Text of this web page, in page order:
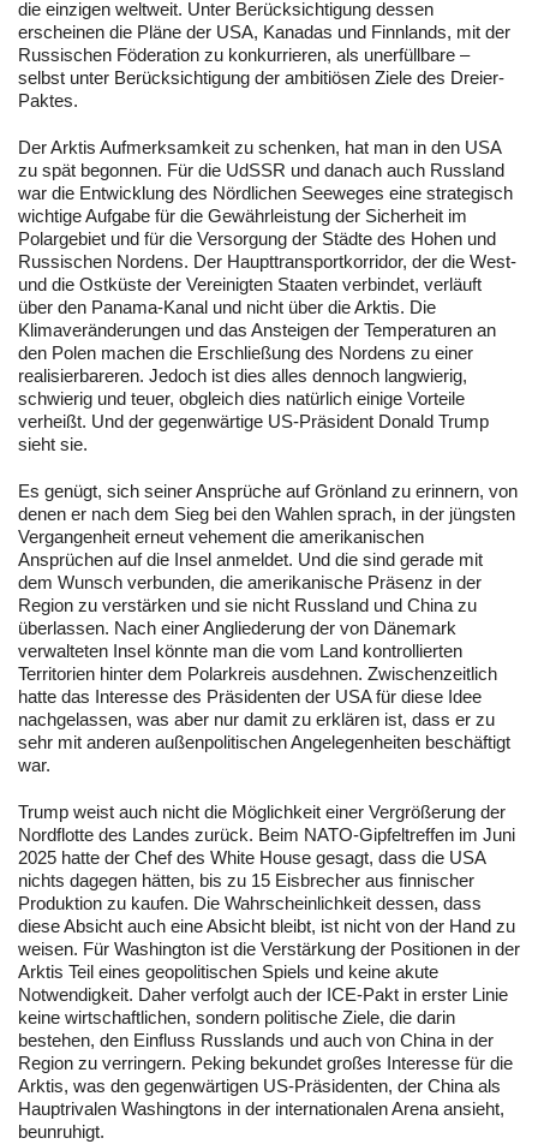
die einzigen weltweit. Unter Berücksichtigung dessen
erscheinen die Pläne der USA, Kanadas und Finnlands, mit der
Russischen Föderation zu konkurrieren, als unerfüllbare –
selbst unter Berücksichtigung der ambitiösen Ziele des Dreier-
Paktes.
Der Arktis Aufmerksamkeit zu schenken, hat man in den USA
zu spät begonnen. Für die UdSSR und danach auch Russland
war die Entwicklung des Nördlichen Seeweges eine strategisch
wichtige Aufgabe für die Gewährleistung der Sicherheit im
Polargebiet und für die Versorgung der Städte des Hohen und
Russischen Nordens. Der Haupttransportkorridor, der die West-
und die Ostküste der Vereinigten Staaten verbindet, verläuft
über den Panama-Kanal und nicht über die Arktis. Die
Klimaveränderungen und das Ansteigen der Temperaturen an
den Polen machen die Erschließung des Nordens zu einer
realisierbareren. Jedoch ist dies alles dennoch langwierig,
schwierig und teuer, obgleich dies natürlich einige Vorteile
verheißt. Und der gegenwärtige US-Präsident Donald Trump
sieht sie.
Es genügt, sich seiner Ansprüche auf Grönland zu erinnern, von
denen er nach dem Sieg bei den Wahlen sprach, in der jüngsten
Vergangenheit erneut vehement die amerikanischen
Ansprüchen auf die Insel anmeldet. Und die sind gerade mit
dem Wunsch verbunden, die amerikanische Präsenz in der
Region zu verstärken und sie nicht Russland und China zu
überlassen. Nach einer Angliederung der von Dänemark
verwalteten Insel könnte man die vom Land kontrollierten
Territorien hinter dem Polarkreis ausdehnen. Zwischenzeitlich
hatte das Interesse des Präsidenten der USA für diese Idee
nachgelassen, was aber nur damit zu erklären ist, dass er zu
sehr mit anderen außenpolitischen Angelegenheiten beschäftigt
war.
Trump weist auch nicht die Möglichkeit einer Vergrößerung der
Nordflotte des Landes zurück. Beim NATO-Gipfeltreffen im Juni
2025 hatte der Chef des White House gesagt, dass die USA
nichts dagegen hätten, bis zu 15 Eisbrecher aus finnischer
Produktion zu kaufen. Die Wahrscheinlichkeit dessen, dass
diese Absicht auch eine Absicht bleibt, ist nicht von der Hand zu
weisen. Für Washington ist die Verstärkung der Positionen in der
Arktis Teil eines geopolitischen Spiels und keine akute
Notwendigkeit. Daher verfolgt auch der ICE-Pakt in erster Linie
keine wirtschaftlichen, sondern politische Ziele, die darin
bestehen, den Einfluss Russlands und auch von China in der
Region zu verringern. Peking bekundet großes Interesse für die
Arktis, was den gegenwärtigen US-Präsidenten, der China als
Hauptrivalen Washingtons in der internationalen Arena ansieht,
beunruhigt.